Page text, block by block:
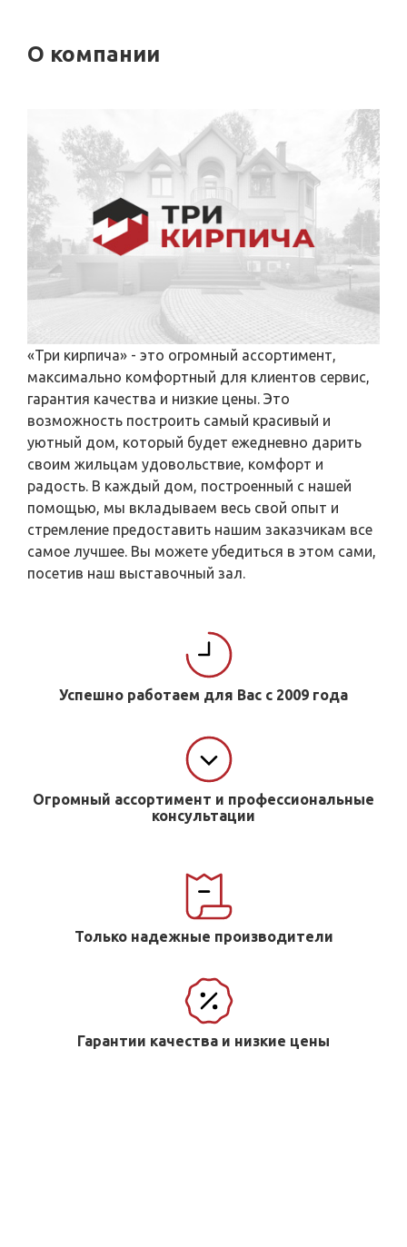
О компании
«Три кирпича» - это огромный ассортимент,
максимально комфортный для клиентов сервис,
гарантия качества и низкие цены. Это
возможность построить самый красивый и
уютный дом, который будет ежедневно дарить
своим жильцам удовольствие, комфорт и
радость. В каждый дом, построенный с нашей
помощью, мы вкладываем весь свой опыт и
стремление предоставить нашим заказчикам все
самое лучшее. Вы можете убедиться в этом сами,
посетив наш выставочный зал.
Успешно работаем для Вас с 2009 года
Огромный ассортимент и профессиональные
консультации
Только надежные производители
Гарантии качества и низкие цены